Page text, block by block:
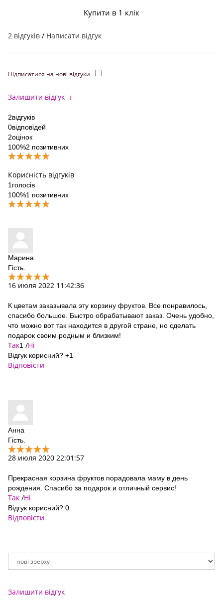
Купити в 1 клік
2 відгуків / Написати відгук
Підписатися на нові відгуки
Залишити відгук ↓
2відгуків
0відповідей
2оцінок
100%2 позитивних
Корисність відгуків
1 голосів
100%1 позитивних
Марина
Гість.
16 июля 2022 11:42:36
К цветам заказывала эту корзину фруктов. Все понравилось,
спасибо большое. Быстро обрабатывают заказ. Очень удобно,
что можно вот так находится в другой стране, но сделать
подарок своим родным и близким!
Так1 /Ні
Відгук корисний? +1
Відповісти
Анна
Гість.
28 июля 2020 22:01:57
Прекрасная корзина фруктов порадовала маму в день
рождения. Спасибо за подарок и отличный сервис!
Так /Ні
Відгук корисний? 0
Відповісти
Залишити відгук